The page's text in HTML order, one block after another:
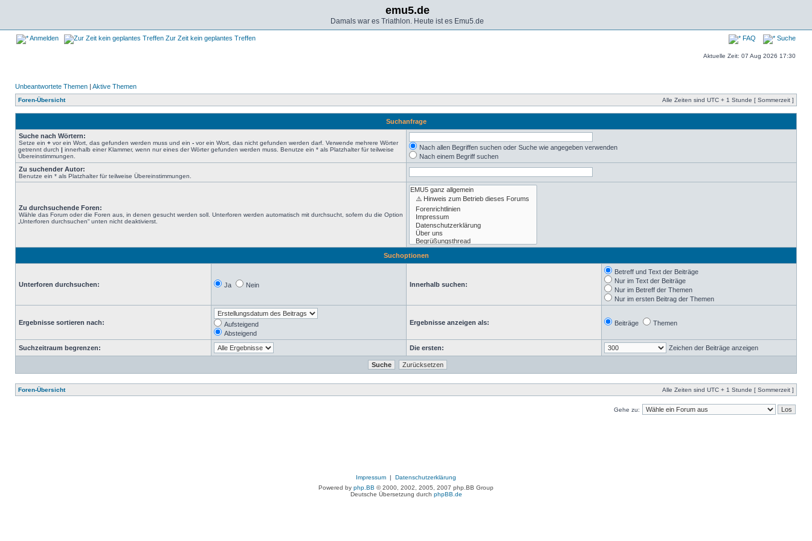
emu5.de
Damals war es Triathlon. Heute ist es Emu5.de
Anmelden Zur Zeit kein geplantes Treffen FAQ Suche
Aktuelle Zeit: 07 Aug 2026 17:30
Unbeantwortete Themen | Aktive Themen
Foren-Übersicht Alle Zeiten sind UTC + 1 Stunde [ Sommerzeit ]
Suchanfrage
Suche nach Wörtern:
Setze ein + vor ein Wort, das gefunden werden muss und ein - vor ein Wort, das nicht gefunden werden darf. Verwende mehrere Wörter
getrennt durch | innerhalb einer Klammer, wenn nur eines der Wörter gefunden werden muss. Benutze ein * als Platzhalter für teilweise
Übereinstimmungen.
Nach allen Begriffen suchen oder Suche wie angegeben verwenden
Nach einem Begriff suchen
Zu suchender Autor:
Benutze ein * als Platzhalter für teilweise Übereinstimmungen.
Zu durchsuchende Foren:
Wähle das Forum oder die Foren aus, in denen gesucht werden soll. Unterforen werden automatisch mit durchsucht, sofern du die Option
„Unterforen durchsuchen“ unten nicht deaktivierst.
Suchoptionen
Unterforen durchsuchen: Ja Nein Innerhalb suchen:
Betreff und Text der Beiträge
Nur im Text der Beiträge
Nur im Betreff der Themen
Nur im ersten Beitrag der Themen
Ergebnisse sortieren nach:
Aufsteigend
Absteigend
Ergebnisse anzeigen als: Beiträge Themen
Suchzeitraum begrenzen: Die ersten: Zeichen der Beiträge anzeigen
Foren-Übersicht Alle Zeiten sind UTC + 1 Stunde [ Sommerzeit ]
Gehe zu:
Impressum | Datenschutzerklärung
Powered by php.BB © 2000, 2002, 2005, 2007 php.BB Group
Deutsche Übersetzung durch phpBB.de